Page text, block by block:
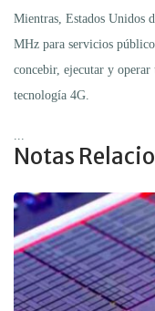
Mientras, Estados Unidos
MHz para servicios
concebir, ejecutar y
tecnología 4G.
Notas